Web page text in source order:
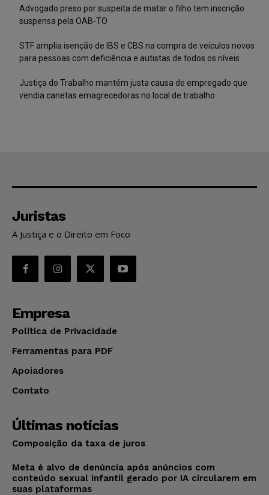
Advogado preso por suspeita de matar o filho tem inscrição
suspensa pela OAB-TO
STF amplia isenção de IBS e CBS na compra de veículos novos
para pessoas com deficiência e autistas de todos os níveis
Justiça do Trabalho mantém justa causa de empregado que
vendia canetas emagrecedoras no local de trabalho
Juristas
A Justiça e o Direito em Foco
Empresa
Política de Privacidade
Ferramentas para PDF
Apoiadores
Contato
Últimas notícias
Composição da taxa de juros
Meta é alvo de denúncia após anúncios com
conteúdo sexual infantil gerado por IA circularem em
suas plataformas